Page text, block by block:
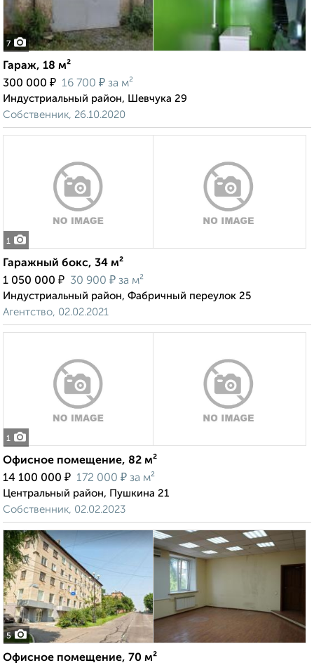
7
Гараж, 18 м²
300 000 ₽ 16 700 ₽ за м²
Индустриальный район, Шевчука 29
Собственник, 26.10.2020
1
Гаражный бокс, 34 м²
1 050 000 ₽ 30 900 ₽ за м²
Индустриальный район, Фабричный переулок 25
Агентство, 02.02.2021
1
Офисное помещение, 82 м²
14 100 000 ₽ 172 000 ₽ за м²
Центральный район, Пушкина 21
Собственник, 02.02.2023
5
Офисное помещение, 70 м²